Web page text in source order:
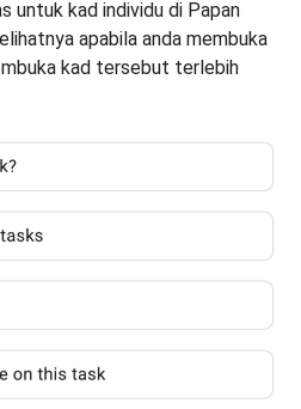
untuk kad individu di Papan
apabila anda membuka
kad tersebut terlebih